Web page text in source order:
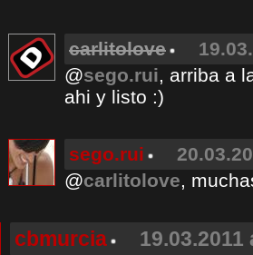
carlitolove
@sego.rui, arriba a
ahi y listo :)
sego.rui
@carlitolove,
cbmurcia
19.03.2011